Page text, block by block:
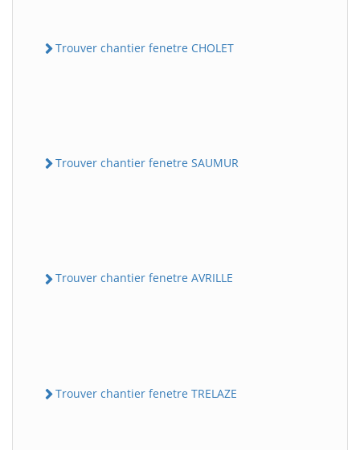
Trouver chantier fenetre CHOLET
Trouver chantier fenetre SAUMUR
Trouver chantier fenetre AVRILLE
Trouver chantier fenetre TRELAZE